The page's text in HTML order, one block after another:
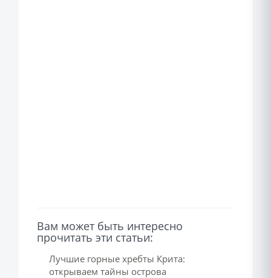
Вам может быть интересно
прочитать эти статьи:
Лучшие горные хребты Крита:
открываем тайны острова